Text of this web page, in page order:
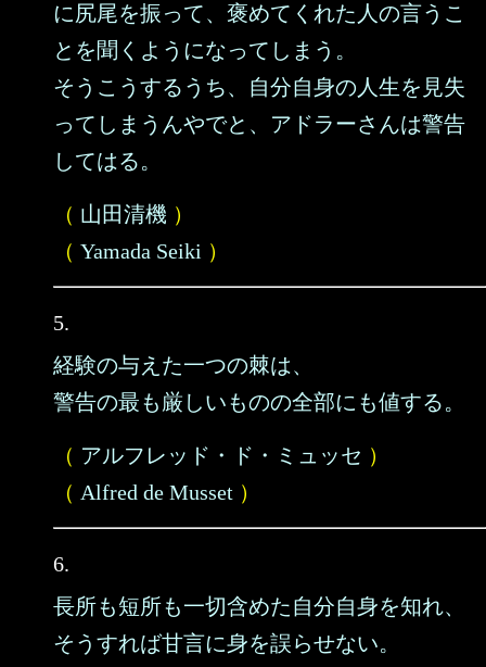
に尻尾を振って、褒めてくれた人の言うこ
とを聞くようになってしまう。
そうこうするうち、自分自身の人生を見失
ってしまうんやでと、アドラーさんは警告
してはる。
（ 山田清機 ）
（ Yamada Seiki ）
5.
経験の与えた一つの棘は、
警告の最も厳しいものの全部にも値する。
（ アルフレッド・ド・ミュッセ ）
（ Alfred de Musset ）
6.
長所も短所も一切含めた自分自身を知れ、
そうすれば甘言に身を誤らせない。